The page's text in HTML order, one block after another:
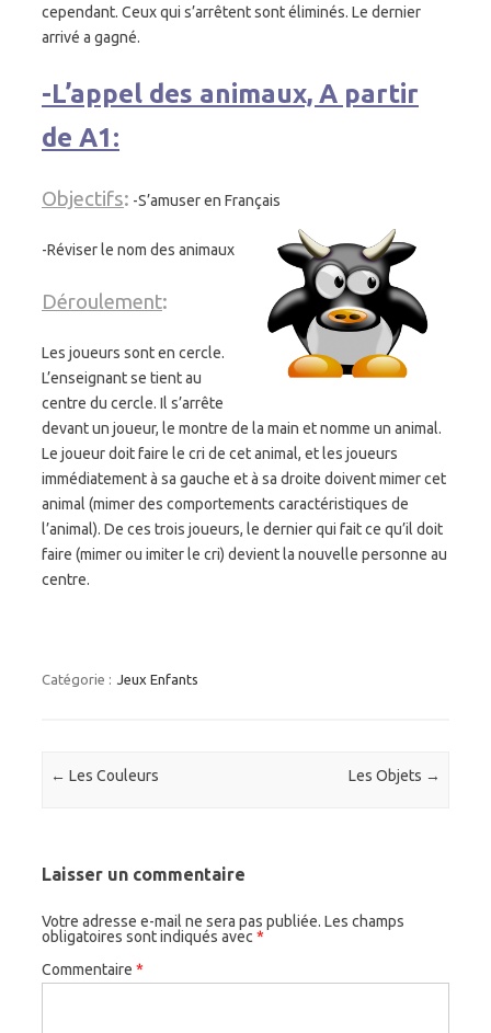
cependant. Ceux qui s’arrêtent sont éliminés. Le dernier
arrivé a gagné.
-L’appel des animaux, A partir
de A1:
Objectifs: -S’amuser en Français
-Réviser le nom des animaux
Déroulement:
Les joueurs sont en cercle.
L’enseignant se tient au
centre du cercle. Il s’arrête
devant un joueur, le montre de la main et nomme un animal.
Le joueur doit faire le cri de cet animal, et les joueurs
immédiatement à sa gauche et à sa droite doivent mimer cet
animal (mimer des comportements caractéristiques de
l’animal). De ces trois joueurs, le dernier qui fait ce qu’il doit
faire (mimer ou imiter le cri) devient la nouvelle personne au
centre.
Catégorie : Jeux Enfants
Navigation des articles
← Les Couleurs Les Objets →
Laisser un commentaire
Votre adresse e-mail ne sera pas publiée. Les champs
obligatoires sont indiqués avec *
Commentaire *